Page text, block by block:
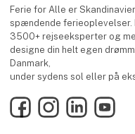
Ferie for Alle er
spændende ferieoplevelser.
3500+ rejseeksperter og
designe din helt egen
Danmark,
under sydens sol eller på
FacebookInstagramLinkedInYouTube